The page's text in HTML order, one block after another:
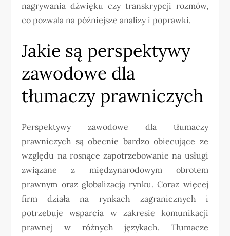
nagrywania dźwięku czy transkrypcji rozmów,
co pozwala na późniejsze analizy i poprawki.
Jakie są perspektywy
zawodowe dla
tłumaczy prawniczych
Perspektywy zawodowe dla tłumaczy
prawniczych są obecnie bardzo obiecujące ze
względu na rosnące zapotrzebowanie na usługi
związane z międzynarodowym obrotem
prawnym oraz globalizacją rynku. Coraz więcej
firm działa na rynkach zagranicznych i
potrzebuje wsparcia w zakresie komunikacji
prawnej w różnych językach. Tłumacze